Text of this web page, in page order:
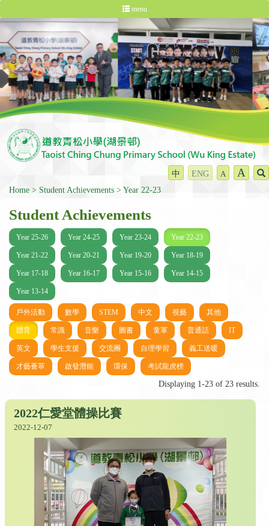
menu
中 ENG A A
Home Student Achievements Year 22-23
Student Achievements
Year 25-26 Year 24-25 Year 23-24 Year 22-23
Year 21-22 Year 20-21 Year 19-20 Year 18-19
Year 17-18 Year 16-17 Year 15-16 Year 14-15
Year 13-14
戶外活動 數學 STEM 中文 視藝 其他
體育 常識 音樂 圖書 童軍 普通話 IT
英文 學生支援 交流團 自理學習 義工送暖
才藝薈萃 啟發潛能 環保 考試龍虎榜
Displaying 1-23 of 23 results.
2022仁愛堂體操比賽
2022-12-07